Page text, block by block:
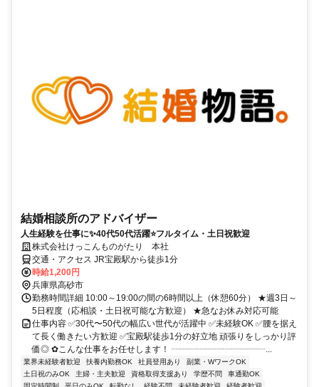
結婚相談所のアドバイザー
人生経験を仕事に✨40代50代活躍⭐️フルタイム・土日祝歓迎
株式会社けっこんものがたり 本社
交通・アクセス JR宝殿駅から徒歩1分
時給1,200円
兵庫県高砂市
勤務時間詳細 10:00～19:00の間の6時間以上（休憩60分） ★週3日～
5日程度（応相談・土日祝可能な方歓迎） ★急なお休み対応可能
仕事内容 ✅30代〜50代の幅広い世代が活躍中 ✅未経験OK ✅腰を据え
て長く働きたい方歓迎 ✅宝殿駅徒歩1分の好立地 頑張りをしっかり評
価◎ ✿こんな仕事をお任せします！ ┈┈┈┈┈┈┈┈┈┈┈...
業界未経験者歓迎 扶養内勤務OK 社員登用あり
副業・WワークOK
土日祝のみOK
主婦・主夫歓迎 資格取得支援あり 学歴不問
車通勤OK